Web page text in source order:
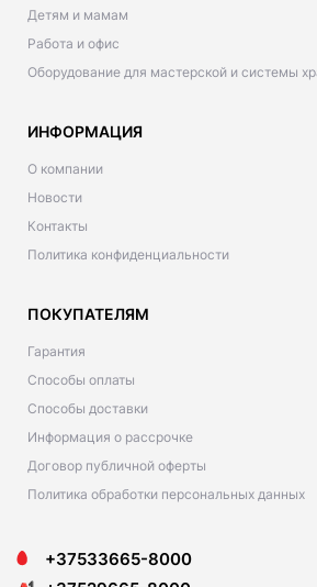
Детям и мамам
Работа и офис
Оборудование для мастерской и системы
ИНФОРМАЦИЯ
О компании
Новости
Контакты
Политика конфиденциальности
ПОКУПАТЕЛЯМ
Гарантия
Способы оплаты
Способы доставки
Информация о рассрочке
Договор публичной оферты
Политика обработки персональных данных
+37533665-8000